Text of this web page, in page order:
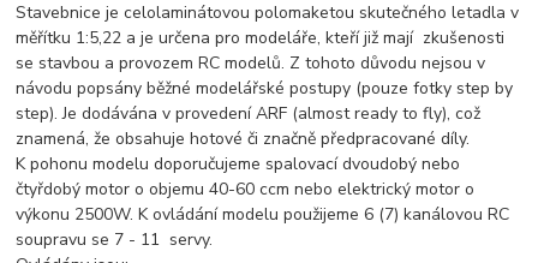
Stavebnice je celolaminátovou polomaketou skutečného letadla v
měřítku 1:5,22 a je určena pro modeláře, kteří již mají zkušenosti
se stavbou a provozem RC modelů. Z tohoto důvodu nejsou v
návodu popsány běžné modelářské postupy (pouze fotky step by
step). Je dodávána v provedení ARF (almost ready to fly), což
znamená, že obsahuje hotové či značně předpracované díly.
K pohonu modelu doporučujeme spalovací dvoudobý nebo
čtyřdobý motor o objemu 40-60 ccm nebo elektrický motor o
výkonu 2500W. K ovládání modelu použijeme 6 (7) kanálovou RC
soupravu se 7 - 11 servy.